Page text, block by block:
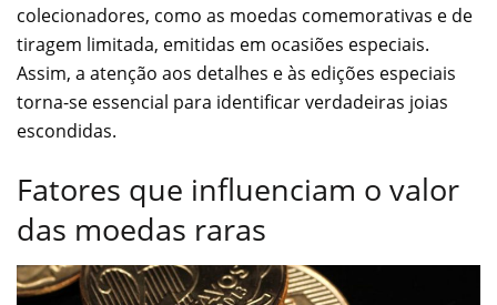
colecionadores, como as moedas comemorativas e de
tiragem limitada, emitidas em ocasiões especiais.
Assim, a atenção aos detalhes e às edições especiais
torna-se essencial para identificar verdadeiras joias
escondidas.
Fatores que influenciam o valor
das moedas raras